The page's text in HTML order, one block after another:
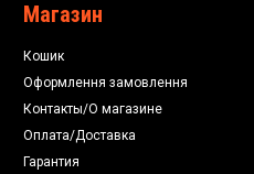
Магазин
Кошик
Оформлення замовлення
Контакты/О магазине
Оплата/Доставка
Гарантия